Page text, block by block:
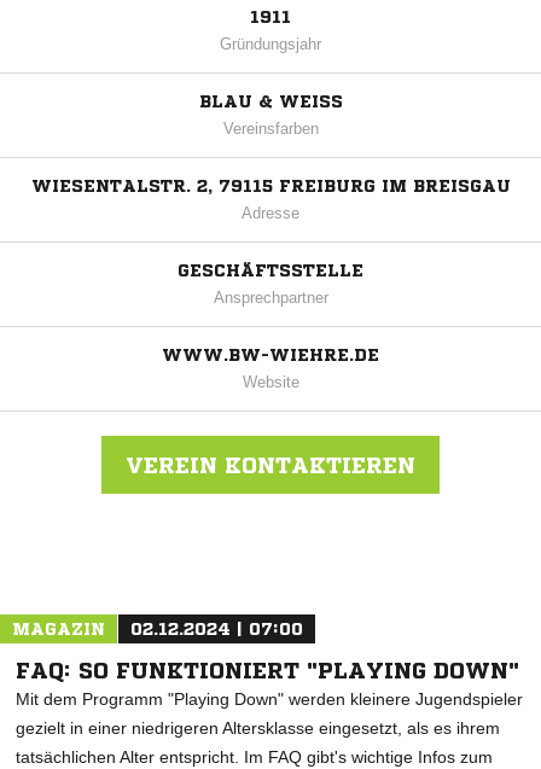
1911
Gründungsjahr
BLAU & WEISS
Vereinsfarben
WIESENTALSTR. 2, 79115 FREIBURG IM BREISGAU
Adresse
GESCHÄFTSSTELLE
Ansprechpartner
WWW.BW-WIEHRE.DE
Website
VEREIN KONTAKTIEREN
MAGAZIN 02.12.2024 | 07:00
FAQ: SO FUNKTIONIERT "PLAYING DOWN"
Mit dem Programm "Playing Down" werden kleinere Jugendspieler
gezielt in einer niedrigeren Altersklasse eingesetzt, als es ihrem
tatsächlichen Alter entspricht. Im FAQ gibt's wichtige Infos zum